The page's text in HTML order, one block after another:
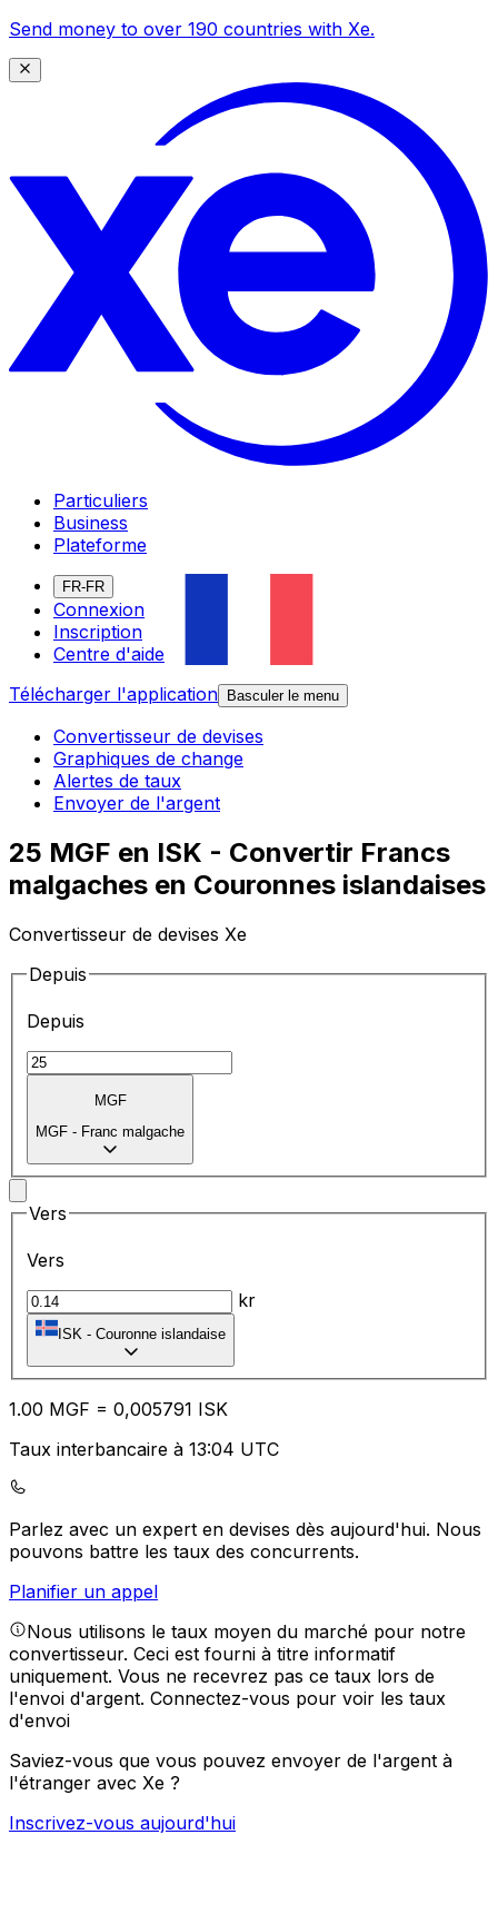
Send money to over 190 countries with Xe.
Particuliers
Business
Plateforme
FR-FR
Connexion
Inscription
Centre d'aide
Télécharger l'application
Basculer le menu
Convertisseur de devises
Graphiques de change
Alertes de taux
Envoyer de l'argent
25 MGF en ISK - Convertir Francs
malgaches en Couronnes islandaises
Convertisseur de devises Xe
Depuis
Depuis
MGF
MGF - Franc malgache
Vers
Vers
kr
ISK - Couronne islandaise
1.00 MGF = 0,005791 ISK
Taux interbancaire à 13:04 UTC
Parlez avec un expert en devises dès aujourd'hui. Nous
pouvons battre les taux des concurrents.
Planifier un appel
Nous utilisons le taux moyen du marché pour notre
convertisseur. Ceci est fourni à titre informatif
uniquement. Vous ne recevrez pas ce taux lors de
l'envoi d'argent. Connectez-vous pour voir les taux
d'envoi
Saviez-vous que vous pouvez envoyer de l'argent à
l'étranger avec Xe ?
Inscrivez-vous aujourd'hui